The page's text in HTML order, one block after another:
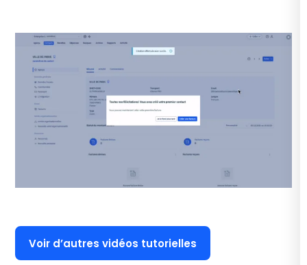
Voir d’autres vidéos tutorielles